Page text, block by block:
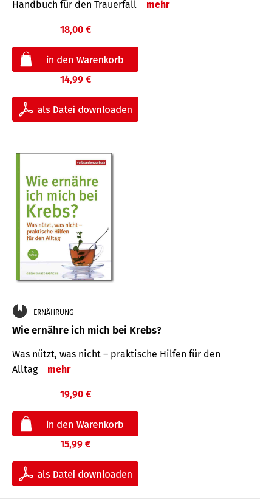
Handbuch für den Trauerfall mehr
18,00 €
14,99 €
ERNÄHRUNG
Wie ernähre ich mich bei Krebs?
Was nützt, was nicht – praktische Hilfen für den
Alltag
mehr
19,90 €
15,99 €